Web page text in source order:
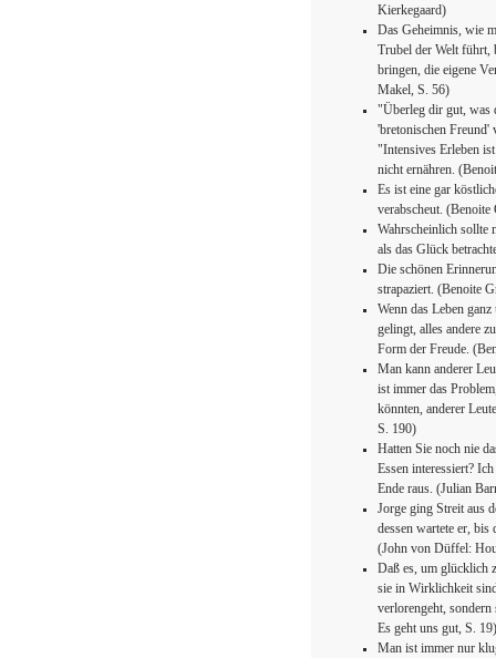
Kierkegaard)
Das Geheimnis, wie
Trubel der Welt führt,
bringen, die eigene
Makel, S. 56)
"Überleg dir gut, was
'bretonischen Freund'
"Intensives Erleben
nicht ernähren.
Es ist eine gar
verabscheut.
Wahrscheinlich sollte
als das Glück
Die schönen
strapaziert. (Benoite
Wenn das Leben
gelingt, alles andere
Form der Freude.
Man kann anderer
ist immer das
könnten, anderer
S. 190)
Hatten Sie noch nie
Essen interessiert?
Ende raus. (Julian
Jorge ging Streit aus
dessen wartete er,
(John von Düffel:
Daß es, um glücklich
sie in Wirklichkeit
verlorengeht,
Es geht uns gut, S. 19)
Man ist immer nur